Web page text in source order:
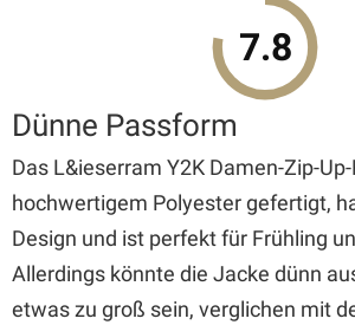
7.8
Dünne Passform
Das L&ieserram Y2K Damen-Zip-
hochwertigem Polyester gefertigt,
Design und ist perfekt für Frühling
Allerdings könnte die Jacke dünn
etwas zu groß sein, verglichen mit